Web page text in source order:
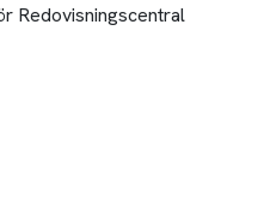
Redovisningscentral